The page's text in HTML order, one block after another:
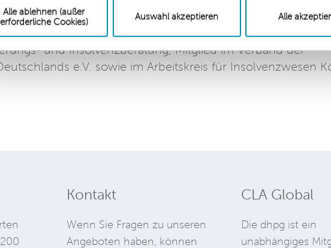
Alle ablehnen (außer
erforderliche Cookies)
Auswahl akzeptieren Alle
der dhpg. Als Rechtanwalt übt er eine umfangreiche
Gutachter, Insolvenzverwalter und Treuhänder aus. Er ist
und Insolvenzberatung, Mitglied im Verband der
e.V. sowie im Arbeitskreis für Insolvenzwesen
Kontakt
Wenn Sie Fragen zu unseren
Angeboten haben, können
CLA Global
Die dhpg ist ein
unabhängiges